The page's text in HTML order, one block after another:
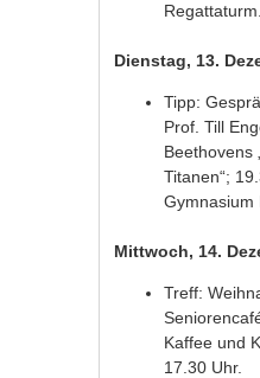
Regattaturm.
Dienstag, 13.
Tipp:
Prof. Till
Beethovens
Titanen“;
Gymnasium
Mittwoch, 14.
Treff:
Kaffee und
17.30 Uhr.